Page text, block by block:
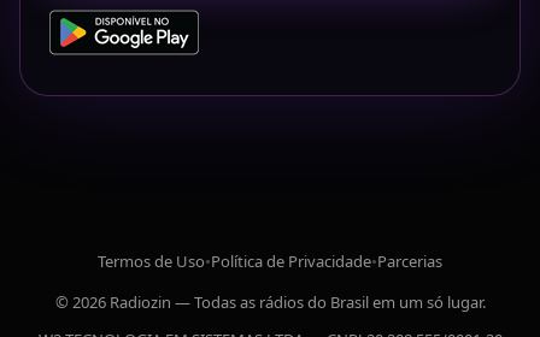
Termos de Uso•Política de Privacidade•Parcerias
© 2026 Radiozin — Todas as rádios do Brasil em um só lugar.